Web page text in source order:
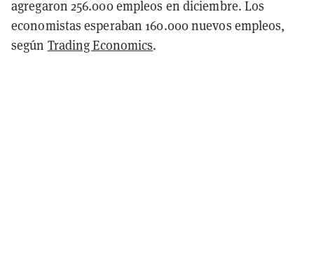
agregaron 256.000 empleos en diciembre. Los
economistas esperaban 160.000 nuevos empleos,
según Trading Economics.